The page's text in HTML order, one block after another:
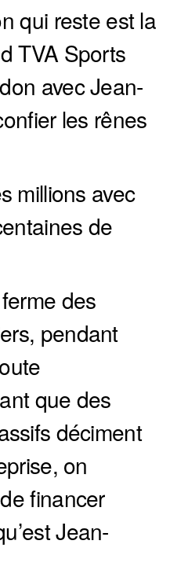
qui reste est la
TVA Sports
avec Jean-
les rênes
millions avec
de
des
pendant
que des
déciment
on
financer
Jean-